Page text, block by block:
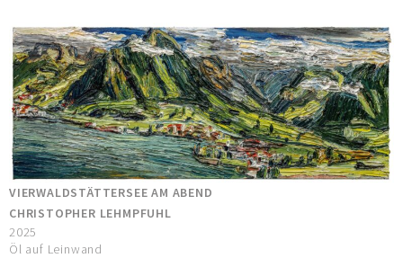
VIERWALDSTÄTTERSEE AM ABEND
CHRISTOPHER LEHMPFUHL
2025
Öl auf Leinwand